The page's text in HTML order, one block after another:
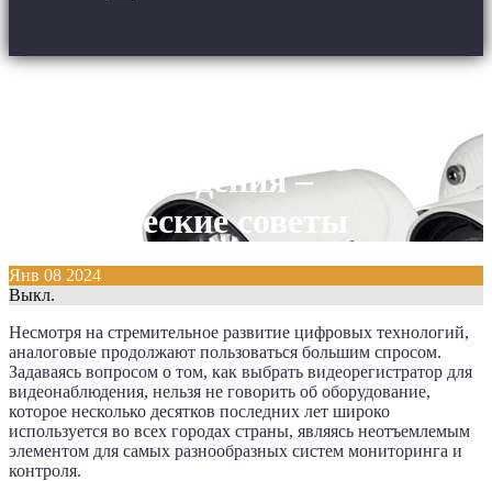
видеонаблюдения –
практические советы
Янв 08 2024
Выкл.
Несмотря на стремительное развитие цифровых технологий,
аналоговые продолжают пользоваться большим спросом.
Задаваясь вопросом о том, как выбрать видеорегистратор для
видеонаблюдения, нельзя не говорить об оборудование,
которое несколько десятков последних лет широко
используется во всех городах страны, являясь неотъемлемым
элементом для самых разнообразных систем мониторинга и
контроля.